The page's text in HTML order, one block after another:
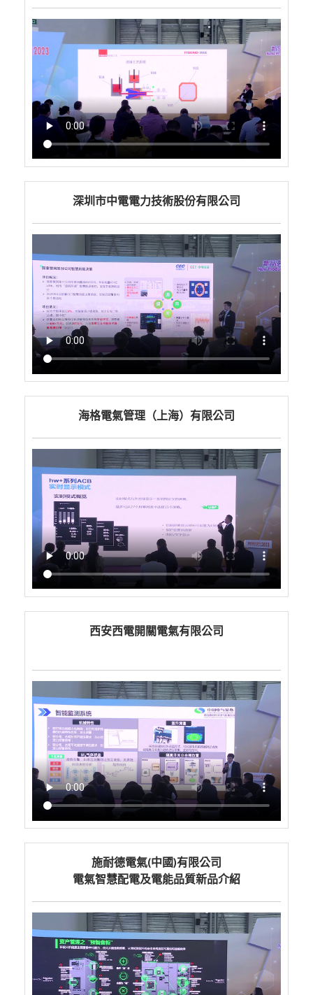
深圳市中電電力技術股份有限公司
海格電氣管理（上海）有限公司
西安西電開關電氣有限公司
施耐德電氣(中國)有限公司
電氣智慧配電及電能品質新品介紹